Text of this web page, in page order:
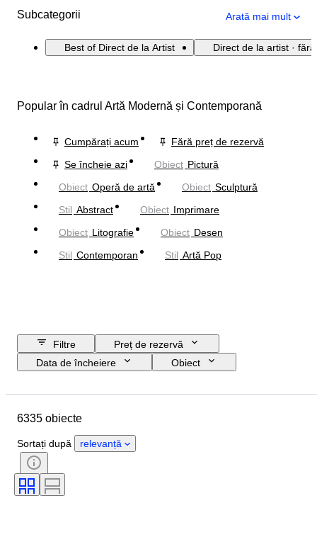
Subcategorii Arată mai mult
Best of Direct de la Artist Direct de la artist ·
Popular în cadrul Artă Modernă și Contemporană
Cumpărați acum
Fără preț de rezervă
Se încheie azi
Obiect Pictură
Obiect Operă de artă Obiect Sculptură
Stil Abstract Obiect Imprimare
Obiect Litografie Obiect Desen
Stil Contemporan Stil Artă Pop
Filtre
Preț de rezervă
Data de încheiere
Obiect
Subiect
Semnătură
Vândut de
6335 obiecte
Sortați după relevanță